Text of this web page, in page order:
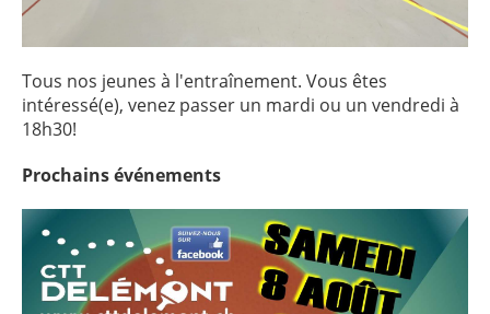
Tous nos jeunes à l'entraînement. Vous êtes
intéressé(e), venez passer un mardi ou un vendredi à
18h30!
Prochainsévénements